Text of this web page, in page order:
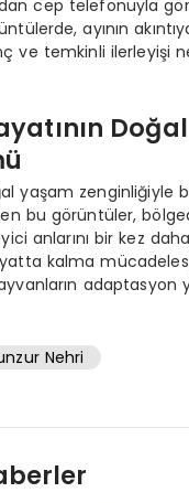
cep telefonuyla
ayının
ve temkinli ilerleyişi
Doğal
yaşam zenginliğiyle
bu görüntüler,
anlarını bir kez
kalma
adaptasyon
Nehri